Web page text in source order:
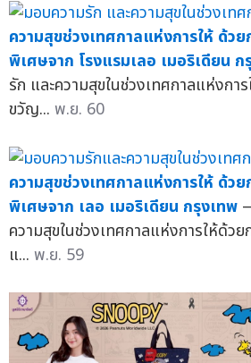
ความสุขช่วงเทศกาลแห่งการให้ ด้ว
พิเศษจาก โรงแรมเลอ เมอริเดียน ก
รัก และความสุขในช่วงเทศกาลแห่งการ
ขวัญ... พ.ย. 60
ความสุขช่วงเทศกาลแห่งการให้ ด้ว
พิเศษจาก เลอ เมอริเดียน กรุงเทพ
ความสุขในช่วงเทศกาลแห่งการให้ด้วย
แ... พ.ย. 59